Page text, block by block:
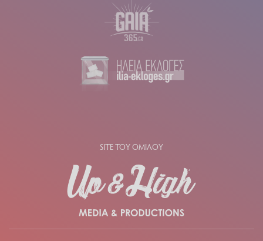
SITE ΤΟΥ ΟΜΙΛΟΥ